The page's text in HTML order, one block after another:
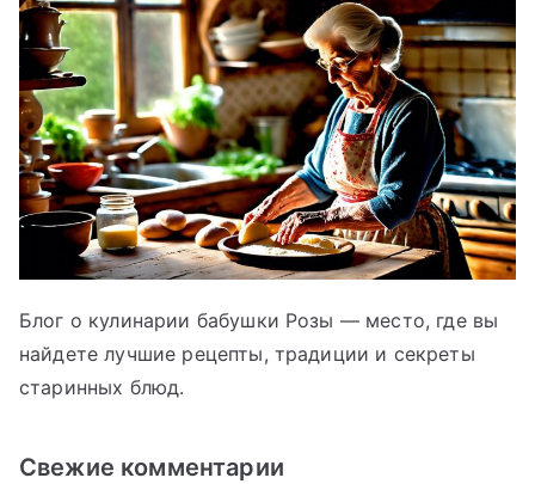
Блог о кулинарии бабушки Розы — место, где вы
найдете лучшие рецепты, традиции и секреты
старинных блюд.
Свежие комментарии